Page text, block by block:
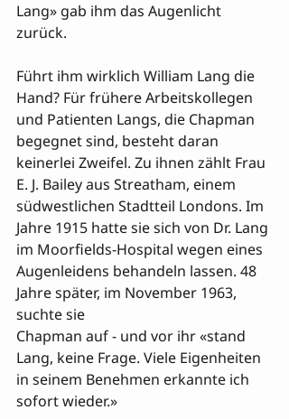
Lang» gab ihm das Augenlicht
zurück.
Führt ihm wirklich William Lang die
Hand? Für frühere Arbeitskollegen
und Patienten Langs, die Chapman
begegnet sind, besteht daran
keinerlei Zweifel. Zu ihnen zählt Frau
E. J. Bailey aus Streatham, einem
südwestlichen Stadtteil Londons. Im
Jahre 1915 hatte sie sich von Dr. Lang
im Moorfields-Hospital wegen eines
Augenleidens behandeln lassen. 48
Jahre später, im November 1963,
suchte sie
Chapman auf - und vor ihr «stand
Lang, keine Frage. Viele Eigenheiten
in seinem Benehmen erkannte ich
sofort wieder.»